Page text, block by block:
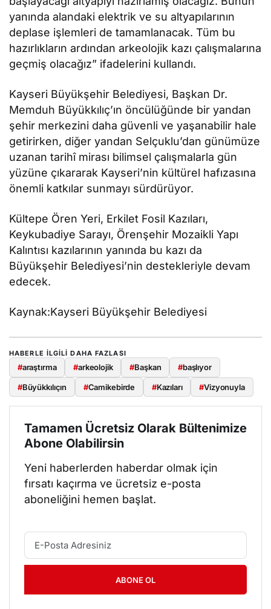
yanında alandaki elektrik ve su altyapılarının
deplase işlemleri de tamamlanacak. Tüm bu
hazırlıkların ardından arkeolojik kazı çalışmalarına
geçmiş olacağız” ifadelerini kullandı.
Kayseri Büyükşehir Belediyesi, Başkan Dr.
Memduh Büyükkılıç’ın öncülüğünde bir yandan
şehir merkezini daha güvenli ve yaşanabilir hale
getirirken, diğer yandan Selçuklu’dan günümüze
uzanan tarihî mirası bilimsel çalışmalarla gün
yüzüne çıkararak Kayseri’nin kültürel hafızasına
önemli katkılar sunmayı sürdürüyor.
Kültepe Ören Yeri, Erkilet Fosil Kazıları,
Keykubadiye Sarayı, Örenşehir Mozaikli Yapı
Kalıntısı kazılarının yanında bu kazı da
Büyükşehir Belediyesi’nin destekleriyle devam
edecek.
Kaynak:Kayseri Büyükşehir Belediyesi
HABERLE ILGILI DAHA FAZLASI
#araştırma #arkeolojik #Başkan #başlıyor
#Büyükkılıçın #Camikebirde #Kazıları #Vizyonuyla
Tamamen Ücretsiz Olarak Bültenimize
Abone Olabilirsin
Yeni haberlerden haberdar olmak için
fırsatı kaçırma ve ücretsiz e-posta
aboneliğini hemen başlat.
ABONE OL